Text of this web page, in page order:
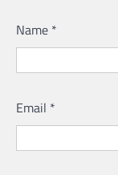
Name *
Email *